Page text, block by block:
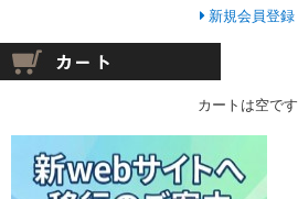
新規会員登録
カートは空です